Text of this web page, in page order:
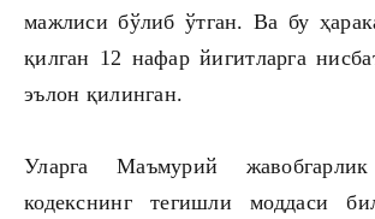
мажлиси бўлиб ўтган. Ва бу
қилган 12 нафар йигитларга
эълон қилинган.
Уларга Маъмурий жавобгарлик
кодекснинг тегишли моддаси